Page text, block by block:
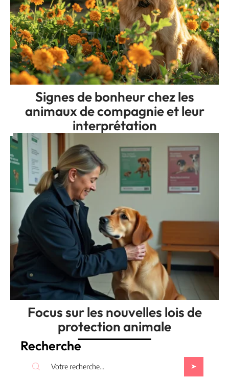
Signes de bonheur chez les
animaux de compagnie et leur
interprétation
Focus sur les nouvelles lois de
protection animale
Recherche